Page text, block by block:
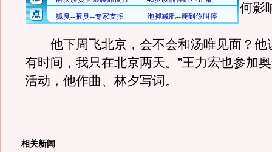
何影
他下周飞北京，会不会和汤唯见面？他
有时间，我只在北京两天。”王力宏也参加
活动，他作曲、林夕写词。
相关新闻